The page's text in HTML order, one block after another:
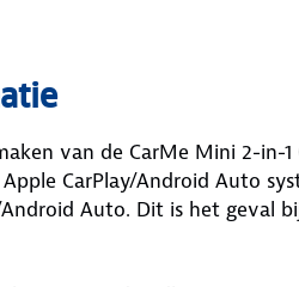
van de CarMe Mini 2-in-
CarPlay/Android Auto
Auto. Dit is het geval